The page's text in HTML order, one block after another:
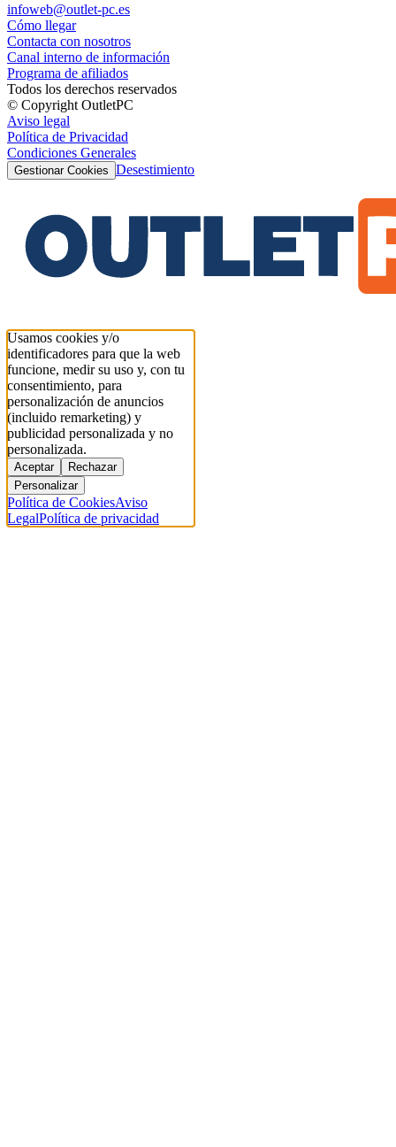
infoweb@outlet-pc.es
Cómo llegar
Contacta con nosotros
Canal interno de información
Programa de afiliados
Todos los derechos reservados
© Copyright OutletPC
Aviso legal
Política de Privacidad
Condiciones Generales
Gestionar Cookies Desestimiento
Usamos cookies y/o
identificadores para que la web
funcione, medir su uso y, con tu
consentimiento, para
personalización de anuncios
(incluido remarketing) y
publicidad personalizada y no
personalizada.
Aceptar
Rechazar
Personalizar
Política de CookiesAviso
LegalPolítica de privacidad